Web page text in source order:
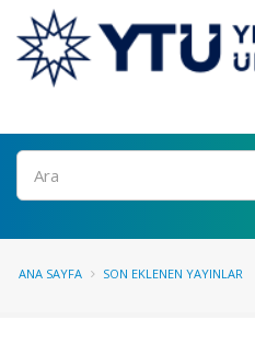
Ara
ANA SAYFA SON EKLENEN YAYINLAR